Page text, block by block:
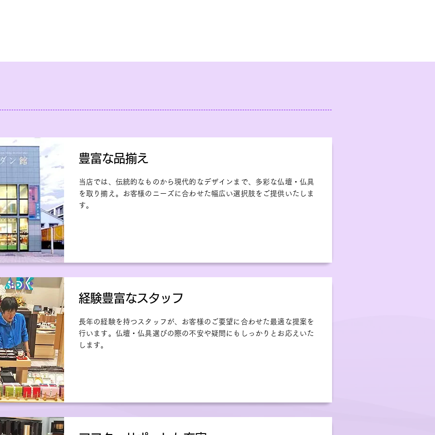
豊富な品揃え
当店では、伝統的なものから現代的なデザインまで、多彩な仏壇・仏具
を取り揃え。お客様のニーズに合わせた幅広い選択肢をご提供いたしま
す。
経験豊富なスタッフ
長年の経験を持つスタッフが、お客様のご要望に合わせた最適な提案を
行います。仏壇・仏具選びの際の不安や疑問にもしっかりとお応えいた
します。